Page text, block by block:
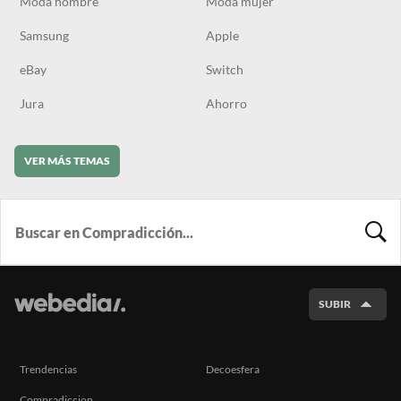
Samsung Apple
eBay Switch
Jura Ahorro
VER MÁS TEMAS
SUBIR
Trendencias Decoesfera